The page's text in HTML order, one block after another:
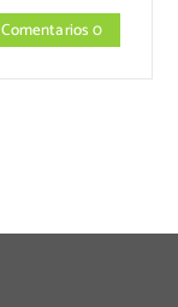
Comentarios 0